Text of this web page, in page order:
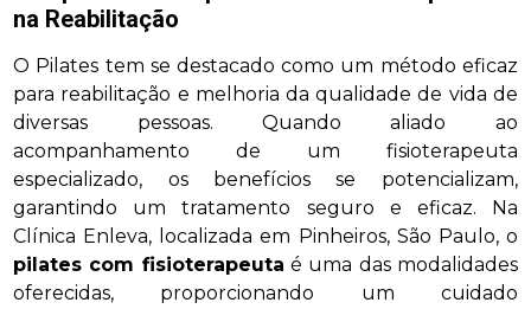
na Reabilitação
O Pilates tem se destacado como um método eficaz
para reabilitação e melhoria da qualidade de vida de
diversas pessoas. Quando aliado ao
acompanhamento de um fisioterapeuta
especializado, os benefícios se potencializam,
garantindo um tratamento seguro e eficaz. Na
Clínica Enleva, localizada em Pinheiros, São Paulo, o
pilates com fisioterapeuta é uma das modalidades
oferecidas, proporcionando um cuidado